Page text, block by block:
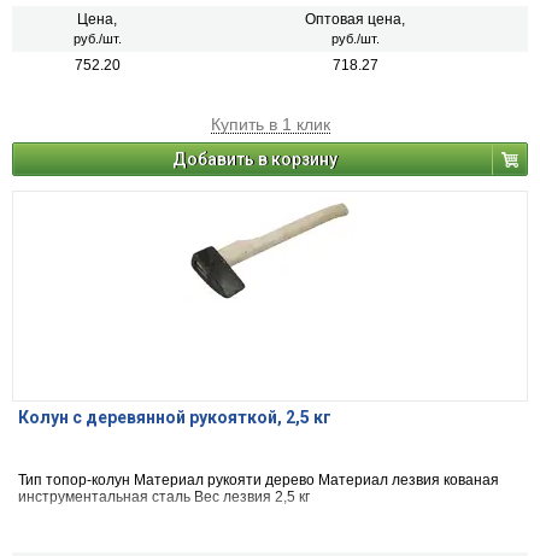
Цена,
руб./шт.
Оптовая цена,
руб./шт.
752.20 718.27
Купить в 1 клик
Добавить в корзину
Колун с деревянной рукояткой, 2,5 кг
Тип топор-колун Материал рукояти дерево Материал лезвия кованая
инструментальная сталь Вес лезвия 2,5 кг